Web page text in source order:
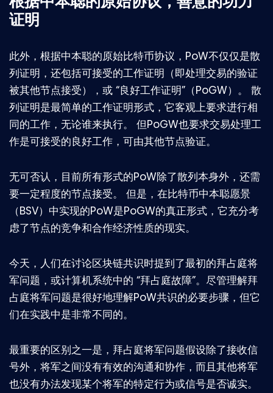
证明
此外，根据中本聪的原始比特币协议，PoW不仅仅是散
列证明，还包括可接受的工作证明（即处理交易的验证
被其他节点接受），或 “良好工作证明”（PoGW）。 散
列证明是最简单的工作证明形式，它客观上要求进行相
同的工作，无论谁来执行。 但PoGW也要求交易处理工
作是可接受的良好工作，可由其他节点验证。
无可否认，目前所有形式的PoW除了散列本身外，还需
要一定程度的节点接受。 但是，在比特币中本聪愿景
（BSV）中实现的PoW是PoGW的真正形式，它充分考
虑了节点的竞争和合作经济性质的现实。
今天，人们在讨论区块链共识时提到了最初的拜占庭将
军问题，或计算机系统中的 “拜占庭故障”。尽管理解拜
占庭将军问题是很好地理解PoW共识的必要步骤，但它
们在实践中是非常不同的。
最重要的区别之一是，拜占庭将军问题假设除了接收信
号外，将军之间没有有效的沟通和协作，而且其他将军
也没有办法发现某个将军的特定行为或信号是否诚实。